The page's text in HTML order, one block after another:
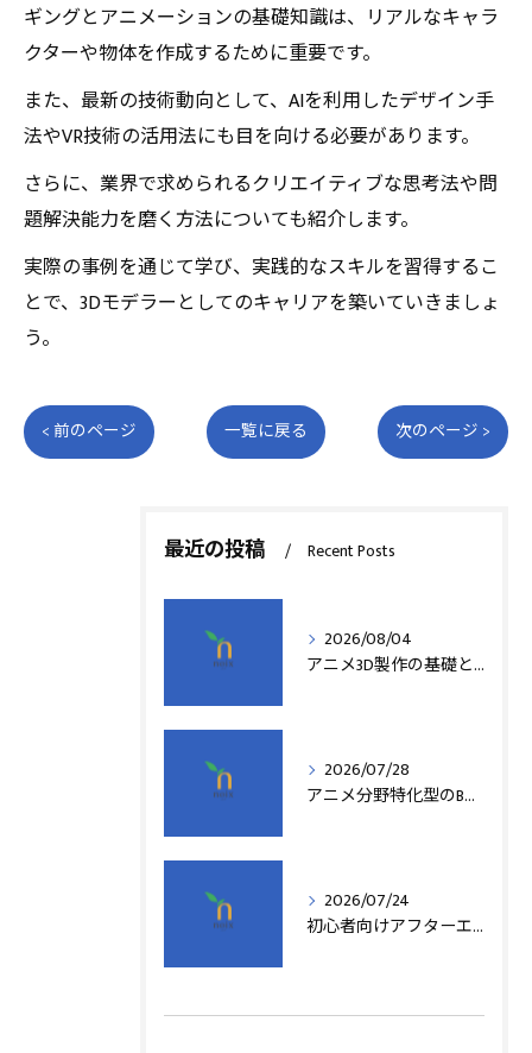
ギングとアニメーションの基礎知識は、リアルなキャラ
クターや物体を作成するために重要です。
また、最新の技術動向として、AIを利用したデザイン手
法やVR技術の活用法にも目を向ける必要があります。
さらに、業界で求められるクリエイティブな思考法や問
題解決能力を磨く方法についても紹介します。
実際の事例を通じて学び、実践的なスキルを習得するこ
とで、3Dモデラーとしてのキャリアを築いていきましょ
う。
< 前のページ 一覧に戻る 次のページ >
最近の投稿 Recent Posts
2026/08/04
アニメ3D製作の基礎と実践法
2026/07/28
アニメ分野特化型のB型事業所支援制度の詳細解説
2026/07/24
初心者向けアフターエフェクト動画編集の基本